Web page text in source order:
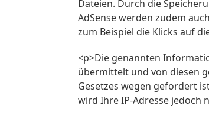
Dateien. Durch die
AdSense werden zudem
zum Beispiel die Klicks auf
<p>Die genannten
übermittelt und von diesen
Gesetzes wegen gefordert
wird Ihre IP-Adresse jedoch